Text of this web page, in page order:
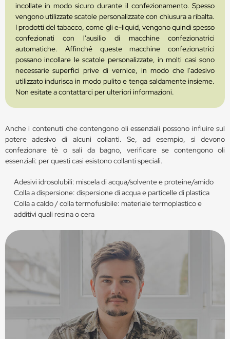
incollate in modo sicuro durante il confezionamento. Spesso
vengono utilizzate scatole personalizzate con chiusura a ribalta.
I prodotti del tabacco, come gli e-liquid, vengono quindi spesso
confezionati con l'ausilio di macchine confezionatrici
automatiche. Affinché queste macchine confezionatrici
possano incollare le scatole personalizzate, in molti casi sono
necessarie superfici prive di vernice, in modo che l'adesivo
utilizzato indurisca in modo pulito e tenga saldamente insieme.
Non esitate a contattarci per ulteriori informazioni.
Anche i contenuti che contengono oli essenziali possono influire sul
potere adesivo di alcuni collanti. Se, ad esempio, si devono
confezionare tè o sali da bagno, verificare se contengono oli
essenziali: per questi casi esistono collanti speciali.
Adesivi idrosolubili: miscela di acqua/solvente e proteine/amido
Colla a dispersione: dispersione di acqua e particelle di plastica
Colla a caldo / colla termofusibile: materiale termoplastico e
additivi quali resina o cera